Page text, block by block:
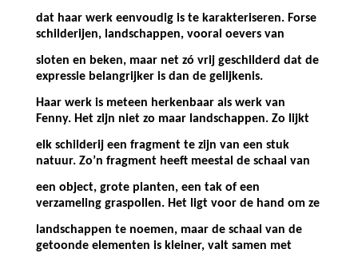
dat haar werk eenvoudig is te karakteriseren. Forse
schilderijen, landschappen, vooral oevers van
sloten en beken, maar net zó vrij geschilderd dat de
expressie belangrijker is dan de gelijkenis.
Haar werk is meteen herkenbaar als werk van
Fenny. Het zijn niet zo maar landschappen. Zo lijkt
elk schilderij een fragment te zijn van een stuk
natuur. Zo’n fragment heeft meestal de schaal van
een object, grote planten, een tak of een
verzameling graspollen. Het ligt voor de hand om ze
landschappen te noemen, maar de schaal van de
getoonde elementen is kleiner, valt samen met